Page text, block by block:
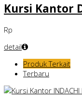
Kursi Kantor
Rp
detail
Produk Terkait
Terbaru